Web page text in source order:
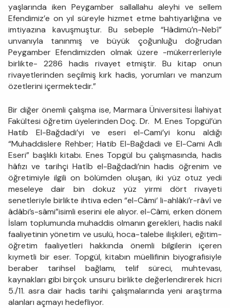
yaşlarında iken Peygamber sallallahu aleyhi ve sellem
Efendimiz’e on yıl süreyle hizmet etme bahtiyarlığına ve
imtiyazına kavuşmuştur. Bu sebeple “Hâdimü’n-Nebî”
unvanıyla tanınmış ve büyük çoğunluğu doğrudan
Peygamber Efendimizden olmak üzere -mükerrerleriyle
birlikte- 2286 hadis rivayet etmiştir. Bu kitap onun
rivayetlerinden seçilmiş kırk hadis, yorumları ve manzum
özetlerini içermektedir.”
Bir diğer önemli çalışma ise, Marmara Üniversitesi İlahiyat
Fakültesi öğretim üyelerinden Doç. Dr. M. Enes Topgül’ün
Hatib El-Bağdadi’yi ve eseri el-Cami’yi konu aldığı
“Muhaddislere Rehber; Hatib El-Bağdadi ve El-Cami Adlı
Eseri” başlıklı kitabı. Enes Topgül bu çalışmasında, hadis
hâfızı ve tarihçi Hatîb el-Bağdadi’nin hadis öğrenim ve
öğretimiyle ilgili on bölümden oluşan, iki yüz otuz yedi
meseleye dair bin dokuz yüz yirmi dört rivayeti
senetleriyle birlikte ihtiva eden “el-Câmi‘ li-ahlâki’r-râvî ve
âdâbi’s-sâmi”isimli eserini ele alıyor. el-Câmi, erken dönem
İslam toplumunda muhaddis olmanın gerekleri, hadis nakil
faaliyetinin yönetim ve usulü, hoca-talebe ilişkileri, eğitim-
öğretim faaliyetleri hakkında önemli bilgilerin içeren
kıymetli bir eser. Topgül, kitabın müellifinin biyografisiyle
beraber tarihsel bağlamı, telif süreci, muhtevası,
kaynakları gibi birçok unsuru birlikte değerlendirerek hicri
5./11. asra dair hadis tarihi çalışmalarında yeni araştırma
alanları açmayı hedefliyor.